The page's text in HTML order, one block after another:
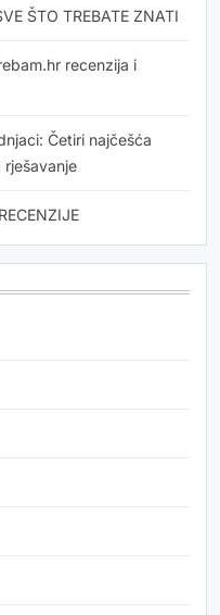
ŠTO TREBATE ZNATI
recenzija i
Četiri najčešća